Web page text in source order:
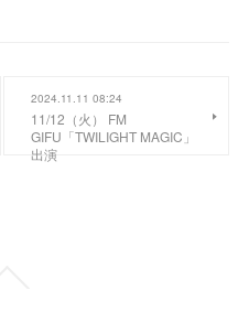
2024.11.11 08:24
11/12（火） FM
GIFU「TWILIGHT MAGIC」
出演